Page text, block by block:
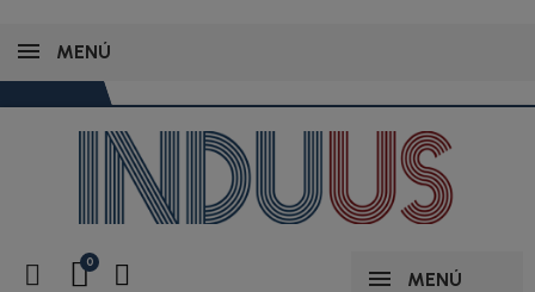
MENÚ
MENÚ